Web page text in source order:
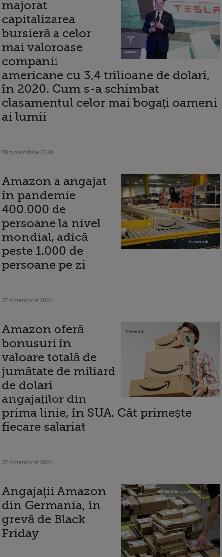
majorat
capitalizarea
bursieră a celor
mai valoroase
companii
americane cu 3,4 trilioane de dolari,
în 2020. Cum s-a schimbat
clasamentul celor mai bogați oameni
ai lumii
30 noiembrie 2020
Amazon a angajat
în pandemie
400.000 de
persoane la nivel
mondial, adică
peste 1.000 de
persoane pe zi
27 noiembrie 2020
Amazon oferă
bonusuri în
valoare totală de
jumătate de miliard
de dolari
angajaților din
prima linie, în SUA. Cât primește
fiecare salariat
27 noiembrie 2020
Angajaţii Amazon
din Germania, în
grevă de Black
Friday